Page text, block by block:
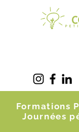
Formations
Journées